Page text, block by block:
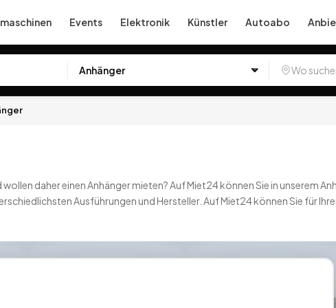
Events Elektronik Künstler Autoabo
daher einen Anhänger mieten? Auf Miet24 können Sie in unserem
Ausführungen und Hersteller. Auf Miet24 können Sie für
Transport bewältigen. Jetzt in unserer Anhängervermietung einen